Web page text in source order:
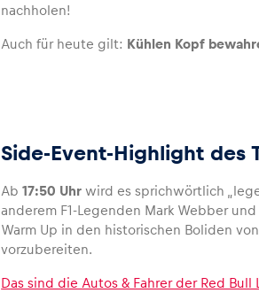
nachholen!
Auch für heute gilt: Kühlen Kopf
Side-Event-Highlight des
Ab17:50 Uhrwird es sprichwörtlich
anderem F1-Legenden Mark Webber
Warm Up in den historischen Boliden
vorzubereiten.
Das sind die Autos & Fahrer der Red